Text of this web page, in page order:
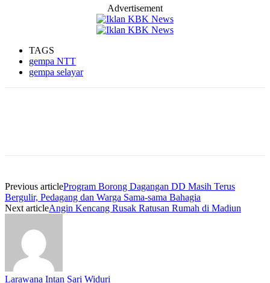
Advertisement
TAGS
gempa NTT
gempa selayar
Previous articleProgram Borong Dagangan DD Masih Terus
Bergulir, Pedagang dan Warga Sama-sama Bahagia
Next articleAngin Kencang Rusak Ratusan Rumah di Madiun
Larawana Intan Sari Widuri